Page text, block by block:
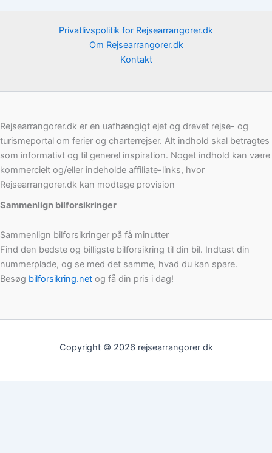
Privatlivspolitik for Rejsearrangorer.dk
Om Rejsearrangorer.dk
Kontakt
Rejsearrangorer.dk er en uafhængigt ejet og drevet rejse- og
turismeportal om ferier og charterrejser. Alt indhold skal betragtes
som informativt og til generel inspiration. Noget indhold kan være
kommercielt og/eller indeholde affiliate-links, hvor
Rejsearrangorer.dk kan modtage provision
Sammenlign bilforsikringer
Sammenlign bilforsikringer på få minutter
Find den bedste og billigste bilforsikring til din bil. Indtast din
nummerplade, og se med det samme, hvad du kan spare.
Besøg bilforsikring.net og få din pris i dag!
Copyright © 2026 rejsearrangorer dk